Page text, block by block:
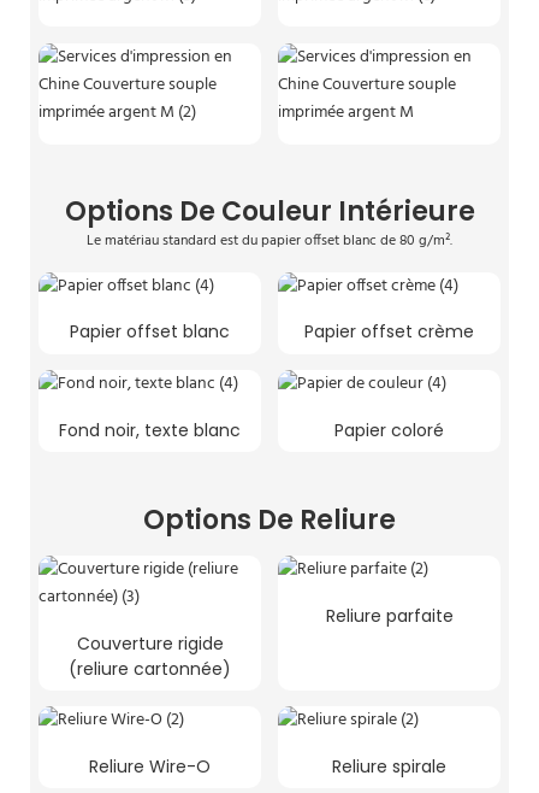
Options De Couleur Intérieure
Le matériau standard est du papier offset blanc de 80 g/m².
Papier offset blanc Papier offset crème
Fond noir, texte blanc Papier coloré
Options De Reliure
Couverture rigide
(reliure cartonnée)
Reliure parfaite
Reliure Wire-O Reliure spirale